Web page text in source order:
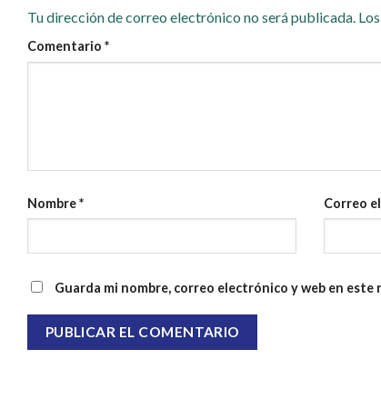
Tu dirección de correo electrónico no será publicada.
Comentario *
Nombre* Correo
Guarda mi nombre, correo electrónico y web en